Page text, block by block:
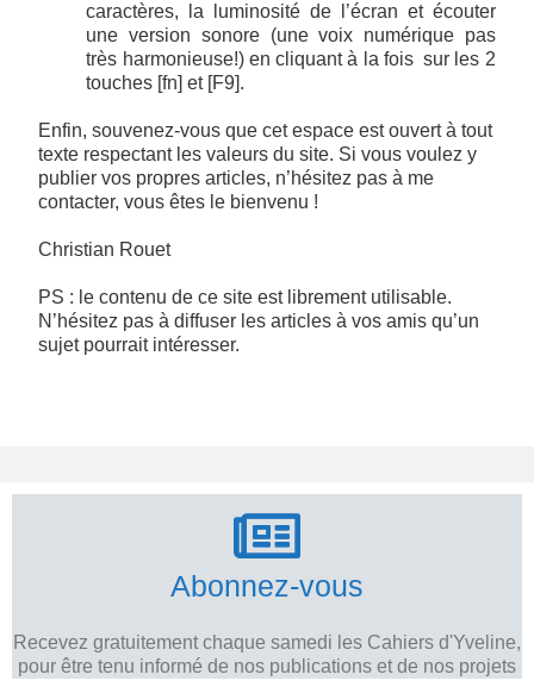
caractères, la luminosité de l’écran et écouter
une version sonore (une voix numérique pas
très harmonieuse!) en cliquant à la fois sur les 2
touches [fn] et [F9].
Enfin, souvenez-vous que cet espace est ouvert à tout
texte respectant les valeurs du site. Si vous voulez y
publier vos propres articles, n’hésitez pas à me
contacter, vous êtes le bienvenu !
Christian Rouet
PS : le contenu de ce site est librement utilisable.
N’hésitez pas à diffuser les articles à vos amis qu’un
sujet pourrait intéresser.
Abonnez-vous
Recevez gratuitement chaque samedi les Cahiers d'Yveline,
pour être tenu informé de nos publications et de nos projets